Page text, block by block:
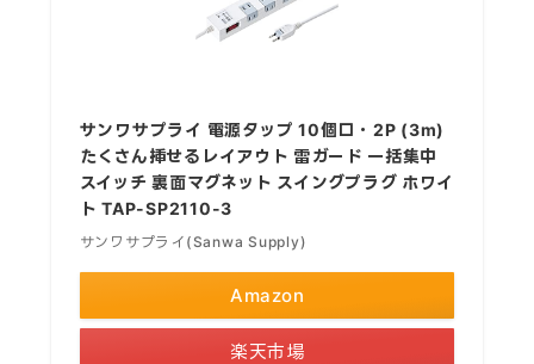
サンワサプライ 電源タップ 10個口・2P (3m)
たくさん挿せるレイアウト 雷ガード 一括集中
スイッチ 裏面マグネット スイングプラグ ホワイ
ト TAP-SP2110-3
サンワサプライ(Sanwa Supply)
Amazon
楽天市場